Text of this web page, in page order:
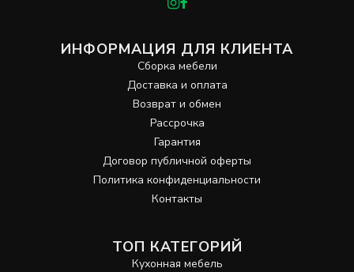
ИНФОРМАЦИЯ ДЛЯ КЛИЕНТА
Сборка мебели
Доставка и оплата
Возврат и обмен
Рассрочка
Гарантия
Договор публичной оферты
Политика конфиденциальности
Контакты
ТОП КАТЕГОРИЙ
Кухонная мебель